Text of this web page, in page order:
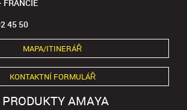
45 50
MAPA/ITINERÁŘ
KONTAKTNÍ FORMULÁŘ
AMAYA